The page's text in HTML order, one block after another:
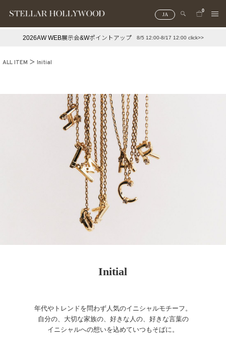
JA
0
#スタッフイチ押し（通勤パールアクセ）
2026AW WEB展示会&Wポイントアップ 8/5 12:00-8/17 12:00 click>>
ALL ITEM Initial
Initial
年代やトレンドを問わず人気のイニシャルモチーフ。
自分の、大切な家族の、好きな人の、好きな言葉の
イニシャルへの想いを込めていつもそばに。